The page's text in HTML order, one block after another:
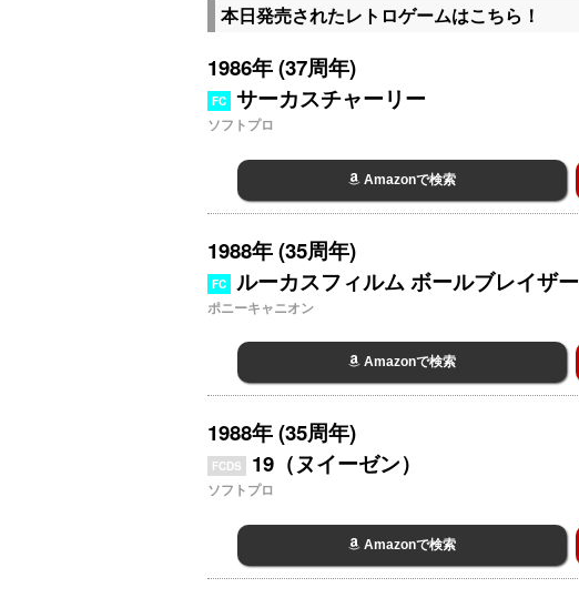
本日発売されたレトロゲームはこちら！
1986年 (37周年)
FC サーカスチャーリー
ソフトプロ
Amazonで検索
1988年 (35周年)
FC ルーカスフィルム ボールブレイザー
ポニーキャニオン
Amazonで検索
1988年 (35周年)
FCDS 19（ヌイーゼン）
ソフトプロ
Amazonで検索